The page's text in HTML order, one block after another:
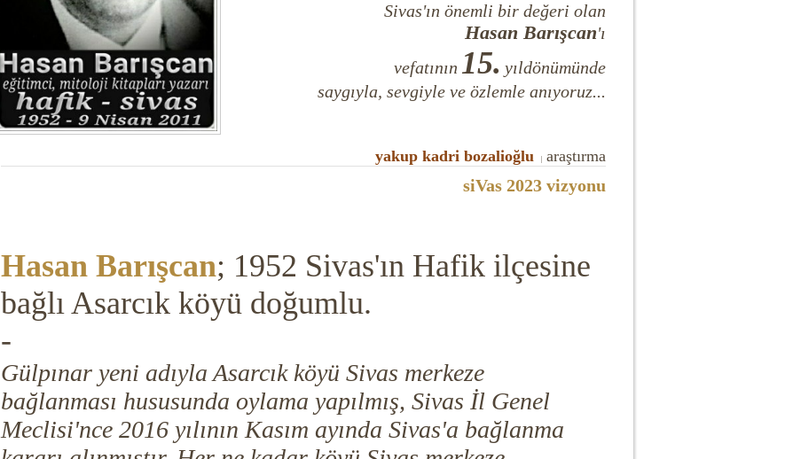
Sivas'ın önemli bir değeri olan
Hasan Barışcan'ı
vefatının 15. yıldönümünde
saygıyla, sevgiyle ve özlemle anıyoruz...
yakup kadri bozalioğlu araştırma
siVas 2023 vizyonu
Hasan Barışcan; 1952 Sivas'ın Hafik ilçesine
bağlı Asarcık köyü doğumlu.
-
Gülpınar yeni adıyla Asarcık köyü Sivas merkeze
bağlanması hususunda oylama yapılmış, Sivas İl Genel
Meclisi'nce 2016 yılının Kasım ayında Sivas'a bağlanma